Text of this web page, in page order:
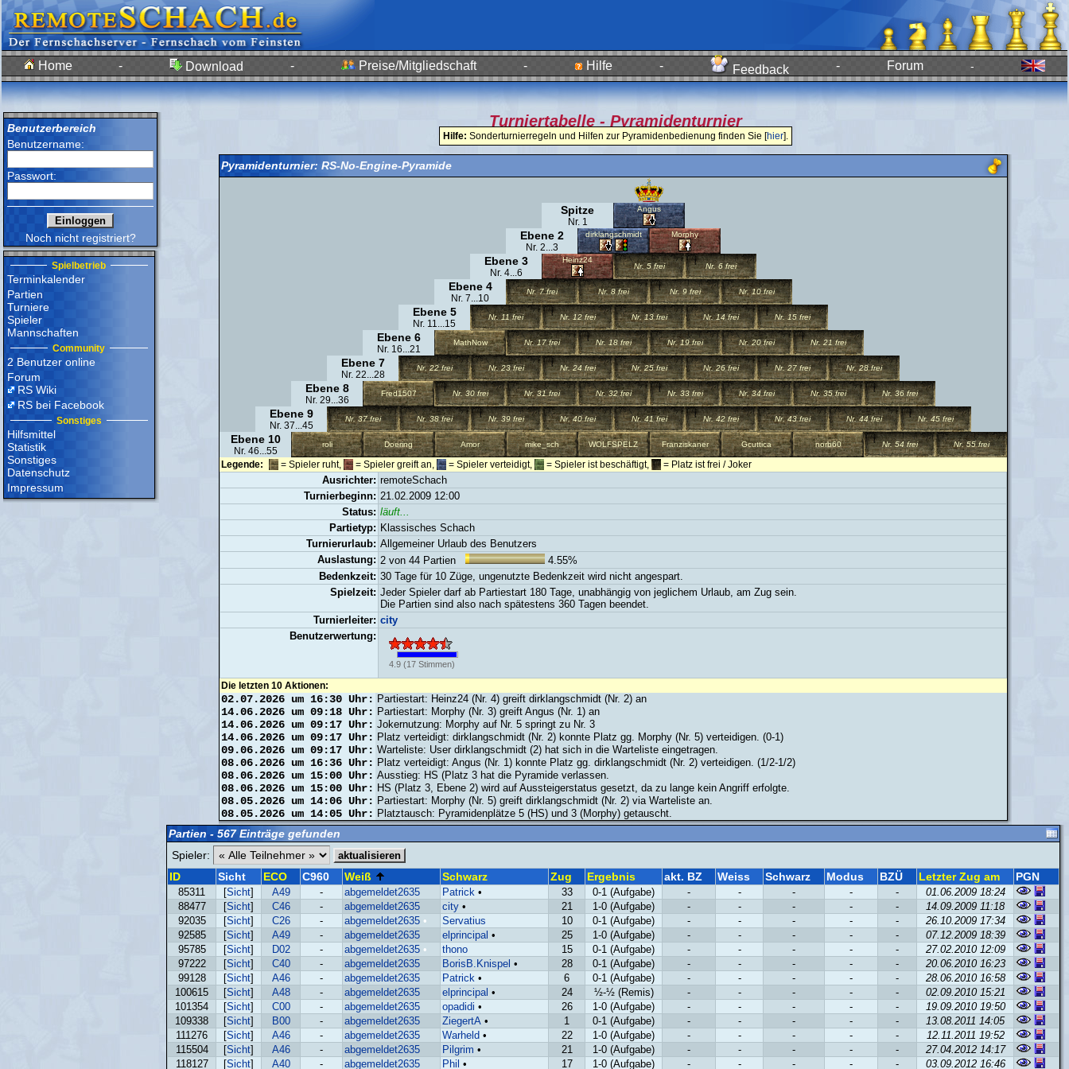
Home - Download - Preise/Mitgliedschaft - Hilfe - Feedback - Forum -
Benutzerbereich
Benutzername:
Passwort:
Noch nicht registriert?
Spielbetrieb
Terminkalender
Partien
Turniere
Spieler
Mannschaften
Community
2 Benutzer online
Forum
RS Wiki
RS bei Facebook
Sonstiges
Hilfsmittel
Statistik
Sonstiges
Datenschutz
Impressum
Turniertabelle - Pyramidenturnier
Hilfe: Sonderturnierregeln und Hilfen zur Pyramidenbedienung finden Sie [hier].
Pyramidenturnier: RS-No-Engine-Pyramide
Spitze
Nr. 1
Angus
Ebene 2
Nr. 2...3
dirklangschmidt Morphy
Ebene 3
Nr. 4...6
Heinz24
Nr. 5 frei Nr. 6 frei
Ebene 4
Nr. 7...10
Nr. 7 frei Nr. 8 frei Nr. 9 frei Nr. 10 frei
Ebene 5
Nr. 11...15
Nr. 11 frei Nr. 12 frei Nr. 13 frei Nr. 14 frei Nr. 15 frei
Ebene 6
Nr. 16...21
MathNow Nr. 17 frei Nr. 18 frei Nr. 19 frei Nr. 20 frei Nr. 21 frei
Ebene 7
Nr. 22...28
Nr. 22 frei Nr. 23 frei Nr. 24 frei Nr. 25 frei Nr. 26 frei Nr. 27 frei Nr. 28 frei
Ebene 8
Nr. 29...36
Fred1507 Nr. 30 frei Nr. 31 frei Nr. 32 frei Nr. 33 frei Nr. 34 frei Nr. 35 frei Nr. 36 frei
Ebene 9
Nr. 37...45
Nr. 37 frei Nr. 38 frei Nr. 39 frei Nr. 40 frei Nr. 41 frei Nr. 42 frei Nr. 43 frei Nr. 44 frei Nr. 45 frei
Ebene 10
Nr. 46...55
roli Doering Amor mike_sch WOLFSPELZ Franziskaner Gcuttica norb60 Nr. 54 frei Nr. 55 frei
Legende: = Spieler ruht, = Spieler greift an, = Spieler verteidigt, = Spieler ist beschäftigt, = Platz ist frei / Joker
Ausrichter: remoteSchach
Turnierbeginn: 21.02.2009 12:00
Status: läuft...
Partietyp: Klassisches Schach
Turnierurlaub: Allgemeiner Urlaub des Benutzers
Auslastung: 2 von 44 Partien
4.55%
Bedenkzeit: 30 Tage für 10 Züge, ungenutzte Bedenkzeit wird nicht angespart.
Spielzeit: Jeder Spieler darf ab Partiestart 180 Tage, unabhängig von jeglichem Urlaub, am Zug sein.
Die Partien sind also nach spätestens 360 Tagen beendet.
Turnierleiter: city
Benutzerwertung:
4.9 (17 Stimmen)
Die letzten 10 Aktionen:
02.07.2026 um 16:30 Uhr: Partiestart: Heinz24 (Nr. 4) greift dirklangschmidt (Nr. 2) an
14.06.2026 um 09:18 Uhr: Partiestart: Morphy (Nr. 3) greift Angus (Nr. 1) an
14.06.2026 um 09:17 Uhr: Jokernutzung: Morphy auf Nr. 5 springt zu Nr. 3
14.06.2026 um 09:17 Uhr: Platz verteidigt: dirklangschmidt (Nr. 2) konnte Platz gg. Morphy (Nr. 5) verteidigen. (0-1)
09.06.2026 um 09:17 Uhr: Warteliste: User dirklangschmidt (2) hat sich in die Warteliste eingetragen.
08.06.2026 um 16:36 Uhr: Platz verteidigt: Angus (Nr. 1) konnte Platz gg. dirklangschmidt (Nr. 2) verteidigen. (1/2-1/2)
08.06.2026 um 15:00 Uhr: Ausstieg: HS (Platz 3 hat die Pyramide verlassen.
08.06.2026 um 15:00 Uhr: HS (Platz 3, Ebene 2) wird auf Aussteigerstatus gesetzt, da zu lange kein Angriff erfolgte.
08.05.2026 um 14:06 Uhr: Partiestart: Morphy (Nr. 5) greift dirklangschmidt (Nr. 2) via Warteliste an.
08.05.2026 um 14:05 Uhr: Platztausch: Pyramidenplätze 5 (HS) und 3 (Morphy) getauscht.
Partien - 567 Einträge gefunden
Spieler:
ID
Sicht ECO C960 Weiß Schwarz Zug Ergebnis akt. BZ Weiss Schwarz Modus BZÜ Letzter Zug am PGN
85311 [Sicht] A49 - abgemeldet2635 Patrick • 33 0-1 (Aufgabe) - - - - -
01.06.2009 18:24
88477
[Sicht] C46 - abgemeldet2635 city • 21 1-0 (Aufgabe) - - - - -
14.09.2009 11:18
92035
[Sicht] C26 - abgemeldet2635 • Servatius 10 0-1 (Aufgabe) - - - - -
26.10.2009 17:34
92585
[Sicht] A49 - abgemeldet2635 elprincipal • 25 1-0 (Aufgabe) - - - - -
07.12.2009 18:39
95785
[Sicht] D02 - abgemeldet2635 • thono 15 0-1 (Aufgabe) - - - - -
27.02.2010 12:09
97222
[Sicht] C40 - abgemeldet2635 BorisB.Knispel • 28 0-1 (Aufgabe) - - - - -
20.06.2010 16:23
99128
[Sicht] A46 - abgemeldet2635 Patrick • 6 0-1 (Aufgabe) - - - - -
28.06.2010 16:58
100615
[Sicht] A48 - abgemeldet2635 elprincipal • 24 ½-½ (Remis) - - - - -
02.09.2010 15:21
101354
[Sicht] C00 - abgemeldet2635 opadidi • 26 1-0 (Aufgabe) - - - - -
19.09.2010 19:50
109338
[Sicht] B00 - abgemeldet2635 ZiegertA • 1 0-1 (Aufgabe) - - - - -
13.08.2011 14:05
111276
[Sicht] A46 - abgemeldet2635 Warheld • 22 1-0 (Aufgabe) - - - - -
12.11.2011 19:52
115504
[Sicht] A46 - abgemeldet2635 Pilgrim • 21 1-0 (Aufgabe) - - - - -
27.04.2012 14:17
118127
[Sicht] A40 - abgemeldet2635 Phil • 17 1-0 (Aufgabe) - - - - - 03.09.2012 16:46